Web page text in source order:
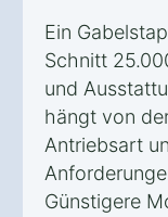
Ein
Schnitt
und
hängt von
Antriebsart
Günstigere